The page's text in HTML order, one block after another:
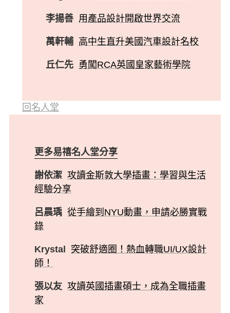
李揚善 用產品設計開啟世界交流
萬軒輔 高中生直升美國汽車設計名校
丘仁先 勇闖RCA英國皇家藝術學院
回名人堂
更多易禧名人堂分享
謝依潔 攻讀金斯敦大學插畫：學習與生活
經驗分享
呂晨瑀 從手繪到NYU動畫，申請必勝實戰
錄
Krystal 突破舒適圈！熱血轉職UI/UX設計
師！
張以友 攻讀英國插畫碩士，成為全職插畫
家